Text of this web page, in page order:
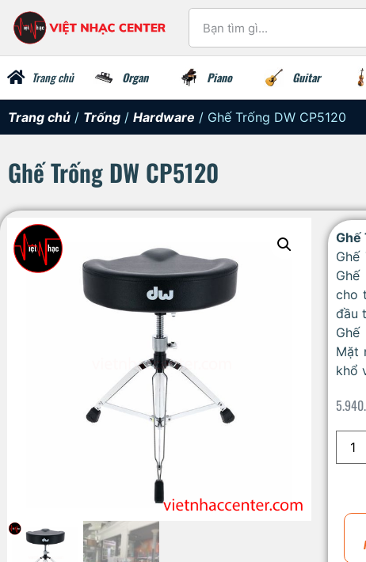
Trang chủ Organ Piano Guitar
Trang chủ / Trống / Hardware / Ghế Trống DW CP5120
Ghế Trống DW CP5120
Ghế
cho
đầu
Mặt
khổ